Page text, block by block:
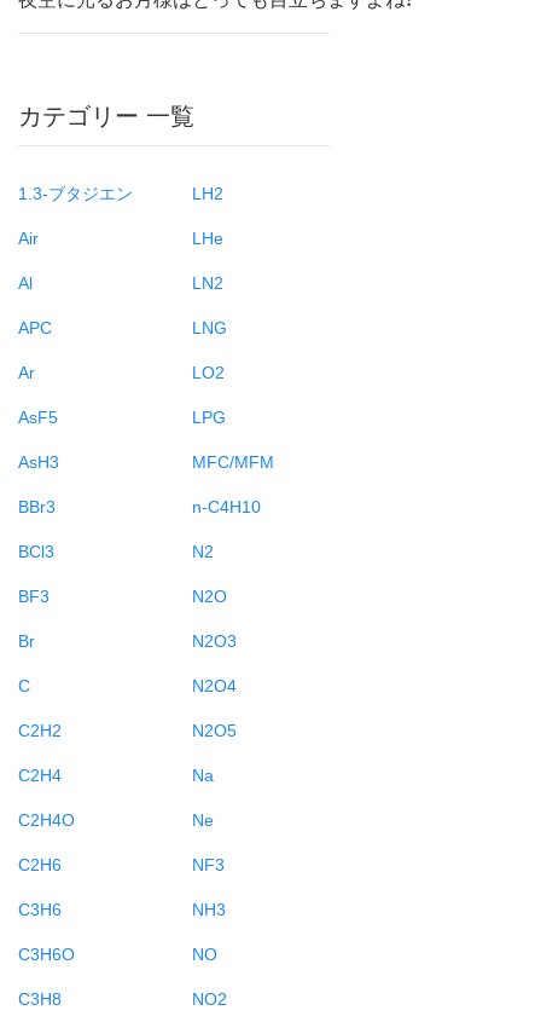
カテゴリー 一覧
1.3-ブタジエン
Air
Al
APC
Ar
AsF5
AsH3
BBr3
BCl3
BF3
Br
C
C2H2
C2H4
C2H4O
C2H6
C3H6
C3H6O
C3H8
LH2
LHe
LN2
LNG
LO2
LPG
MFC/MFM
n-C4H10
N2
N2O
N2O3
N2O4
N2O5
Na
Ne
NF3
NH3
NO
NO2